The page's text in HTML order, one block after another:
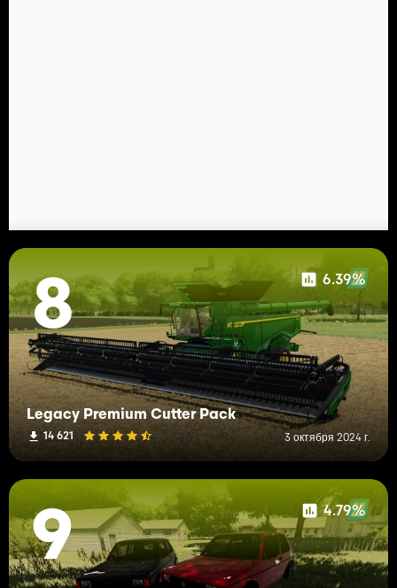
8 6.39%
Legacy Premium Cutter Pack
14 621 3 октября 2024 г.
9 4.79%